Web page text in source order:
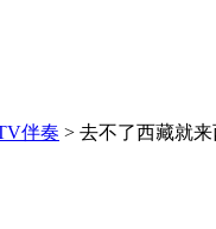
伴奏 > 去不了西藏就